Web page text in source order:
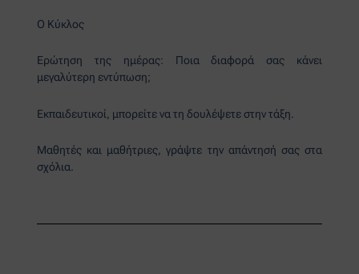
Ο Κύκλος
Ερώτηση της ημέρας: Ποια διαφορά σας κάνει
μεγαλύτερη εντύπωση;
Εκπαιδευτικοί, μπορείτε να τη δουλέψετε στην τάξη.
Μαθητές και μαθήτριες, γράψτε την απάντησή σας στα
σχόλια.